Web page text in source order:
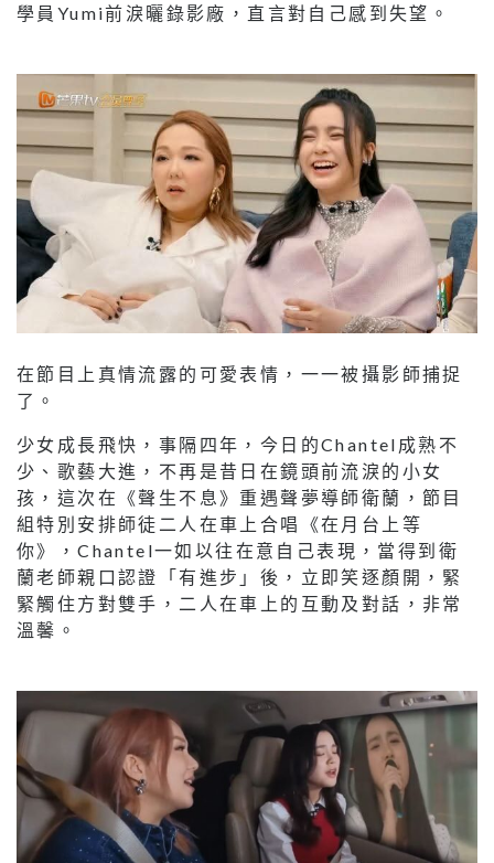
學員Yumi前淚曬錄影廠，直言對自己感到失望。
在節目上真情流露的可愛表情，一一被攝影師捕捉
了。
少女成長飛快，事隔四年，今日的Chantel成熟不
少、歌藝大進，不再是昔日在鏡頭前流淚的小女
孩，這次在《聲生不息》重遇聲夢導師衛蘭，節目
組特別安排師徒二人在車上合唱《在月台上等
你》，Chantel一如以往在意自己表現，當得到衛
蘭老師親口認證「有進步」後，立即笑逐顏開，緊
緊觸住方對雙手，二人在車上的互動及對話，非常
溫馨。